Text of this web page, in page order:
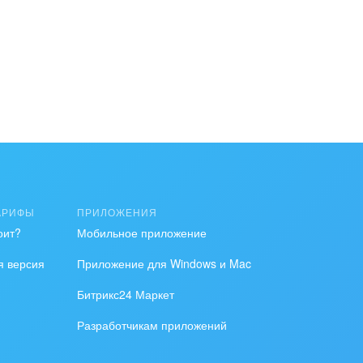
версия
ПРИЛОЖЕНИЯ
Мобильное приложение
Приложение для Windows и Mac
Битрикс24 Маркет
Разработчикам приложений